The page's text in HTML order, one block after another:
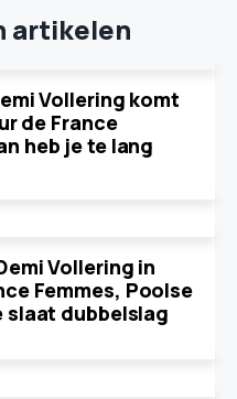
artikelen
Vollering komt
de France
heb je te lang
Vollering in
Femmes, Poolse
slaat dubbelslag